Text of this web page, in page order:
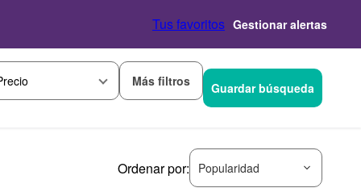
Tus favoritos Gestionar alertas
Más filtros Guardar búsqueda
Ordenar por: Popularidad